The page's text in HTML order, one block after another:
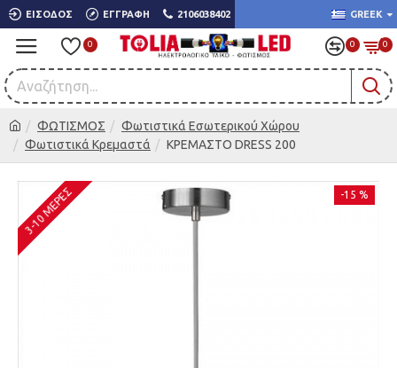
ΕΊΣΟΔΟΣ ΕΓΓΡΑΦΉ 2106038402 GREEK
0 0 0
ΦΩΤΙΣΜΟΣ
Φωτιστικά Εσωτερικού Χώρου
Φωτιστικά Κρεμαστά
ΚΡΕΜΑΣΤΟ DRESS 200
-15 %
3-10 ΜΈΡΕΣ